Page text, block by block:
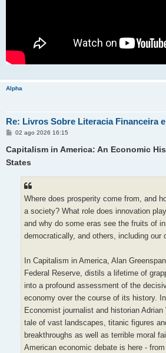
Alpha
Re: Livros Sobre Literacia Financeira
M
s
a
g
02 ago 2026 16:15
Capitalism in America: An Economic
States
Where does prosperity come from, and
a society? What role does innovation
and why do some eras see the fruits of
democratically, and others, including our
In Capitalism in America, Alan
Federal Reserve, distils a lifetime of
into a profound assessment of the
economy over the course of its history.
Economist journalist and historian
tale of vast landscapes, titanic figures
breakthroughs as well as terrible moral
American economic debate is here -